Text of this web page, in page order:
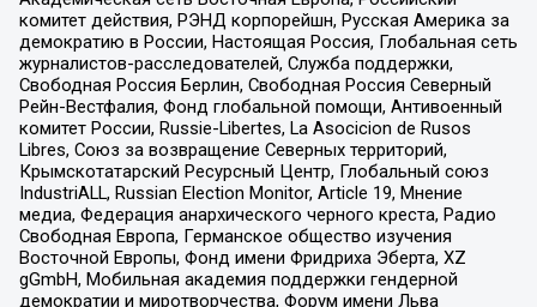
комитет действия, РЭНД корпорейшн, Русская Америка за
демократию в России, Настоящая Россия, Глобальная сеть
журналистов-расследователей, Служба поддержки,
Свободная Россия Берлин, Свободная Россия Северный
Рейн-Вестфалия, Фонд глобальной помощи, Антивоенный
комитет России, Russie-Libertes, La Asocicion de Rusos
Libres, Союз за возвращение Северных территорий,
Крымскотатарский Ресурсный Центр, Глобальный союз
IndustriALL, Russian Election Monitor, Article 19, Мнение
медиа, Федерация анархического черного креста, Радио
Свободная Европа, Германское общество изучения
Восточной Европы, Фонд имени Фридриха Эберта, XZ
gGmbH, Мобильная академия поддержки гендерной
демократии и миротворчества, Форум имени Льва